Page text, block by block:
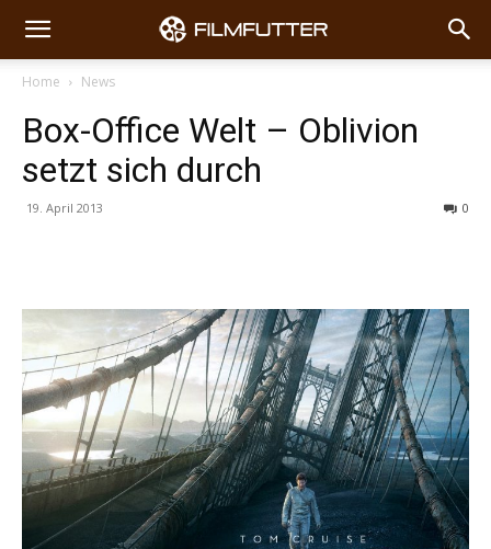
Home News
Box-Office Welt – Oblivion
setzt sich durch
19. April 2013 0